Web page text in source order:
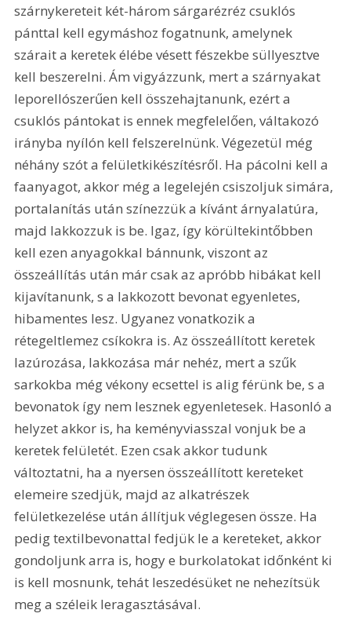
szárnykereteit két-három sárgarézréz csuklós
pánttal kell egymáshoz fogatnunk, amelynek
szárait a keretek élébe vésett fészekbe süllyesztve
kell beszerelni. Ám vigyázzunk, mert a szárnyakat
leporellószerűen kell összehajtanunk, ezért a
csuklós pántokat is ennek megfelelően, váltakozó
irányba nyílón kell felszerelnünk. Végezetül még
néhány szót a felületkikészítésről. Ha pácolni kell a
faanyagot, akkor még a legelején csiszoljuk simára,
portalanítás után színezzük a kívánt árnyalatúra,
majd lakkozzuk is be. Igaz, így körültekintőbben
kell ezen anyagokkal bánnunk, viszont az
összeállítás után már csak az apróbb hibákat kell
kijavítanunk, s a lakkozott bevonat egyenletes,
hibamentes lesz. Ugyanez vonatkozik a
rétegeltlemez csíkokra is. Az összeállított keretek
lazúrozása, lakkozása már nehéz, mert a szűk
sarkokba még vékony ecsettel is alig férünk be, s a
bevonatok így nem lesznek egyenletesek. Hasonló a
helyzet akkor is, ha keményviasszal vonjuk be a
keretek felületét. Ezen csak akkor tudunk
változtatni, ha a nyersen összeállított kereteket
elemeire szedjük, majd az alkatrészek
felületkezelése után állítjuk véglegesen össze. Ha
pedig textilbevonattal fedjük le a kereteket, akkor
gondoljunk arra is, hogy e burkolatokat időnként ki
is kell mosnunk, tehát leszedésüket ne nehezítsük
meg a széleik leragasztásával.